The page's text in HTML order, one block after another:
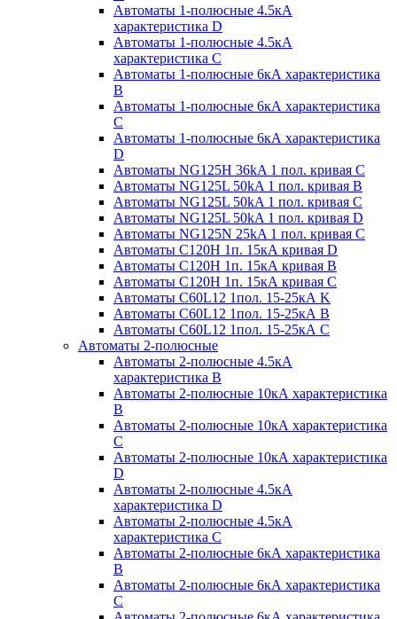
Автоматы 1-полюсные 4.5кА
характеристика D
Автоматы 1-полюсные 4.5кА
характеристика С
Автоматы 1-полюсные 6кА характеристика
B
Автоматы 1-полюсные 6кА характеристика
C
Автоматы 1-полюсные 6кА характеристика
D
Автоматы NG125H 36kA 1 пол. кривая C
Автоматы NG125L 50kA 1 пол. кривая B
Автоматы NG125L 50kA 1 пол. кривая C
Автоматы NG125L 50kA 1 пол. кривая D
Автоматы NG125N 25kA 1 пол. кривая C
Автоматы С120H 1п. 15кА кривая D
Автоматы С120H 1п. 15кА кривая В
Автоматы С120H 1п. 15кА кривая С
Автоматы С60L12 1пол. 15-25кА K
Автоматы С60L12 1пол. 15-25кА В
Автоматы С60L12 1пол. 15-25кА С
Автоматы 2-полюсные
Автоматы 2-полюсные 4.5кА
характеристика В
Автоматы 2-полюсные 10кА характеристика
B
Автоматы 2-полюсные 10кА характеристика
C
Автоматы 2-полюсные 10кА характеристика
D
Автоматы 2-полюсные 4.5кА
характеристика D
Автоматы 2-полюсные 4.5кА
характеристика С
Автоматы 2-полюсные 6кА характеристика
B
Автоматы 2-полюсные 6кА характеристика
C